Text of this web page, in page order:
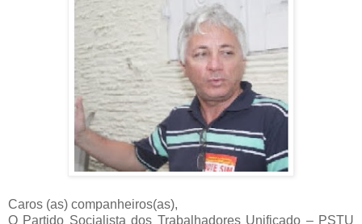
Caros (as) companheiros(as),
O Partido Socialista dos Trabalhadores Unificado – PSTU